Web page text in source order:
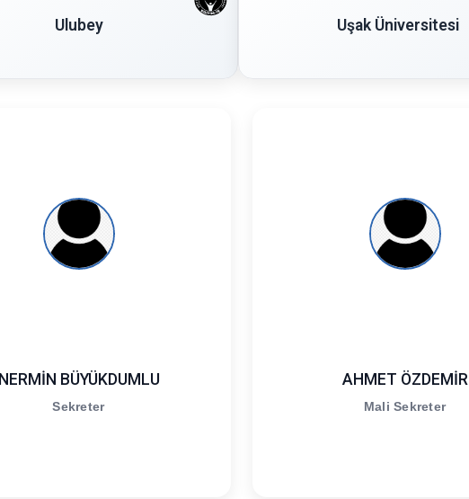
Ulubey Uşak Üniversitesi
NERMİN BÜYÜKDUMLU
Sekreter
AHMET ÖZDEMİR
Mali Sekreter